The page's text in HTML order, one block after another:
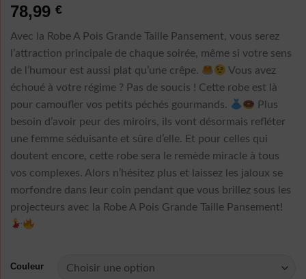
Noté5.00
sur 5 basé
3
notations
client
78,99 €
Avec la Robe A Pois Grande Taille Pansement, vous serez
l’attraction principale de chaque soirée, même si votre sens
de l’humour est aussi plat qu’une crêpe.
Vous avez
échoué à votre régime ? Pas de soucis ! Cette robe est là
pour camoufler vos petits péchés gourmands.
Plus
besoin d’avoir peur des miroirs, ils vont désormais refléter
une femme séduisante et sûre d’elle. Et pour celles qui
doutent encore, cette robe sera le remède miracle à tous
vos complexes. Alors n’hésitez plus et laissez les jaloux se
morfondre dans leur coin pendant que vous brillez sous les
projecteurs avec la Robe A Pois Grande Taille Pansement!
Couleur